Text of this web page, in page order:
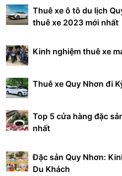
Thuê xe ô tô du lịch
thuê xe 2023 mới nhất
Kinh nghiệm thuê xe
Thuê xe Quy Nhơn đi
Top 5 cửa hàng đặc
nhất
Đặc sản Quy Nhơn:
Du Khách